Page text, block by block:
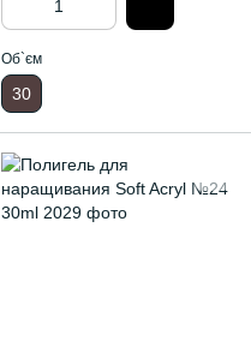
Об`єм
30